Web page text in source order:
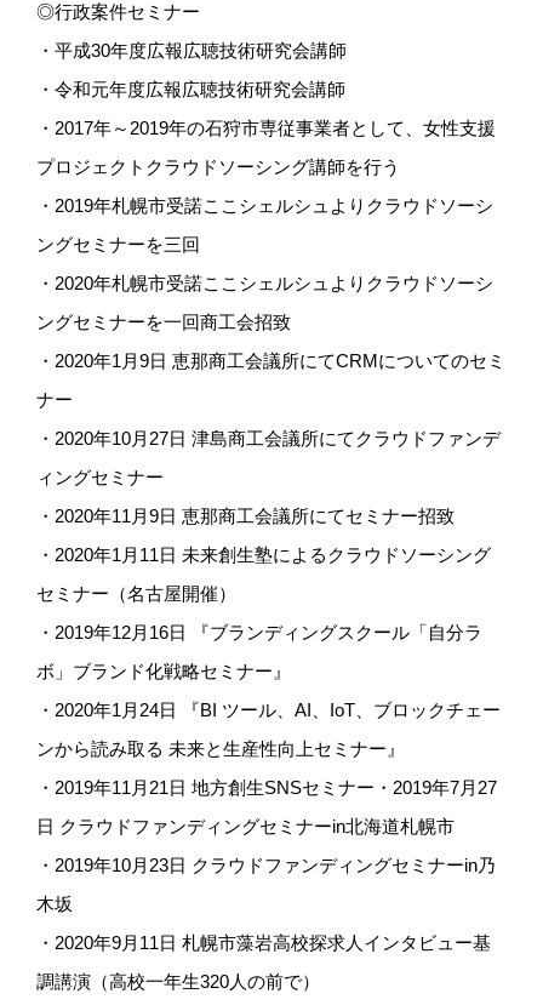
◎行政案件セミナー
・平成30年度広報広聴技術研究会講師
・令和元年度広報広聴技術研究会講師
・2017年～2019年の石狩市専従事業者として、女性支援
プロジェクトクラウドソーシング講師を行う
・2019年札幌市受諾ここシェルシュよりクラウドソーシ
ングセミナーを三回
・2020年札幌市受諾ここシェルシュよりクラウドソーシ
ングセミナーを一回商工会招致
・2020年1月9日 恵那商工会議所にてCRMについてのセミ
ナー
・2020年10月27日 津島商工会議所にてクラウドファンデ
ィングセミナー
・2020年11月9日 恵那商工会議所にてセミナー招致
・2020年1月11日 未来創生塾によるクラウドソーシング
セミナー（名古屋開催）
・2019年12月16日 『ブランディングスクール「自分ラ
ボ」ブランド化戦略セミナー』
・2020年1月24日 『BI ツール、AI、IoT、ブロックチェー
ンから読み取る 未来と生産性向上セミナー』
・2019年11月21日 地方創生SNSセミナー・2019年7月27
日 クラウドファンディングセミナーin北海道札幌市
・2019年10月23日 クラウドファンディングセミナーin乃
木坂
・2020年9月11日 札幌市藻岩高校探求人インタビュー基
調講演（高校一年生320人の前で）
メニュー